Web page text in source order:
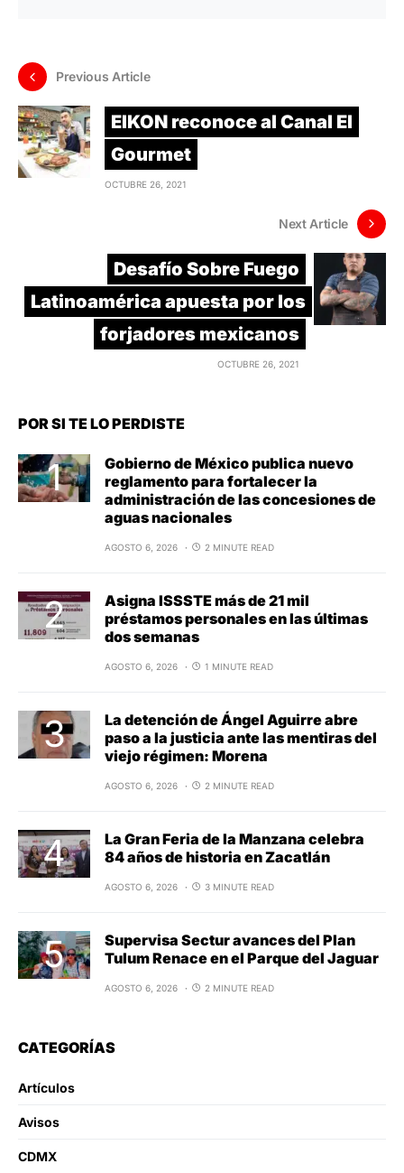
Previous Article
EIKON reconoce al Canal El
Gourmet
OCTUBRE 26, 2021
Next Article
Desafío Sobre Fuego
Latinoamérica apuesta por los
forjadores mexicanos
OCTUBRE 26, 2021
POR SI TE LO PERDISTE
Gobierno de México publica nuevo
reglamento para fortalecer la
administración de las concesiones de
aguas nacionales
AGOSTO 6, 2026 2 MINUTE READ
Asigna ISSSTE más de 21 mil
préstamos personales en las últimas
dos semanas
AGOSTO 6, 2026 1 MINUTE READ
La detención de Ángel Aguirre abre
paso a la justicia ante las mentiras del
viejo régimen: Morena
AGOSTO 6, 2026 2 MINUTE READ
La Gran Feria de la Manzana celebra
84 años de historia en Zacatlán
AGOSTO 6, 2026 3 MINUTE READ
Supervisa Sectur avances del Plan
Tulum Renace en el Parque del Jaguar
AGOSTO 6, 2026 2 MINUTE READ
CATEGORÍAS
Artículos
Avisos
CDMX